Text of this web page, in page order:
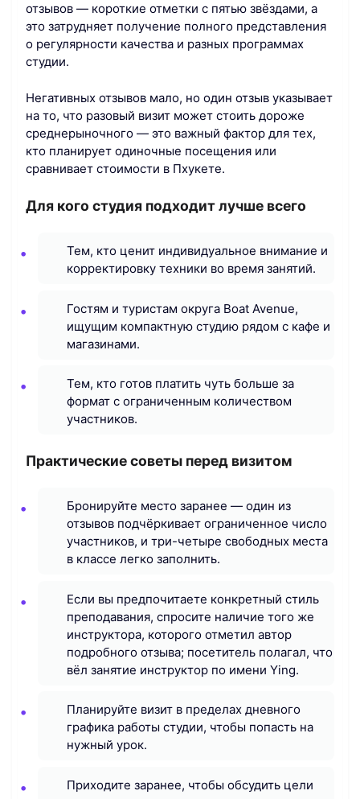
отзывов — короткие отметки с пятью звёздами, а
это затрудняет получение полного представления
о регулярности качества и разных программах
студии.
Негативных отзывов мало, но один отзыв указывает
на то, что разовый визит может стоить дороже
среднерыночного — это важный фактор для тех,
кто планирует одиночные посещения или
сравнивает стоимости в Пхукете.
Для кого студия подходит лучше всего
Тем, кто ценит индивидуальное внимание и
корректировку техники во время занятий.
Гостям и туристам округа Boat Avenue,
ищущим компактную студию рядом с кафе и
магазинами.
Тем, кто готов платить чуть больше за
формат с ограниченным количеством
участников.
Практические советы перед визитом
Бронируйте место заранее — один из
отзывов подчёркивает ограниченное число
участников, и три-четыре свободных места
в классе легко заполнить.
Если вы предпочитаете конкретный стиль
преподавания, спросите наличие того же
инструктора, которого отметил автор
подробного отзыва; посетитель полагал, что
вёл занятие инструктор по имени Ying.
Планируйте визит в пределах дневного
графика работы студии, чтобы попасть на
нужный урок.
Приходите заранее, чтобы обсудить цели